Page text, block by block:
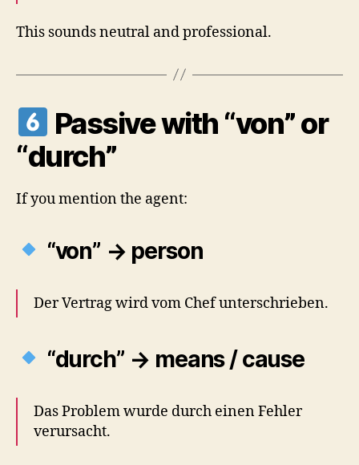
This sounds neutral and professional.
Passive with “von” or
“durch”
If you mention the agent:
“von” → person
Der Vertrag wird vom Chef unterschrieben.
“durch” → means / cause
Das Problem wurde durch einen Fehler
verursacht.